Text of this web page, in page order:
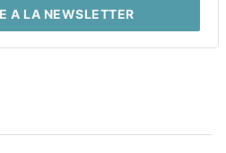
A LA NEWSLETTER